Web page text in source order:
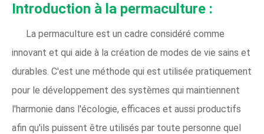
Introduction à la permaculture :
La permaculture est un cadre considéré comme
innovant et qui aide à la création de modes de vie sains et
durables. C'est une méthode qui est utilisée pratiquement
pour le développement des systèmes qui maintiennent
l'harmonie dans l'écologie, efficaces et aussi productifs
afin qu'ils puissent être utilisés par toute personne quel